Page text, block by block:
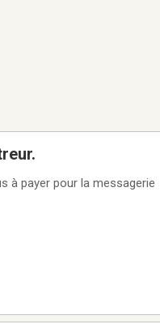
à payer pour la messagerie